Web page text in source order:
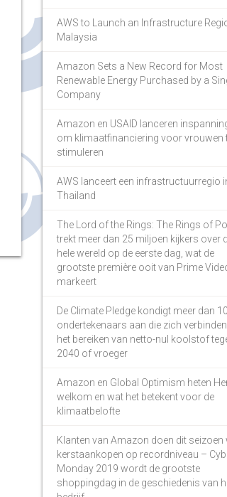
AWS to Launch an Infrastructure
Malaysia
Amazon Sets a New Record for Most
Renewable Energy Purchased by a
Company
Amazon en USAID lanceren
om klimaatfinanciering voor vrouwen
stimuleren
AWS lanceert een infrastructuurregio
Thailand
The Lord of the Rings: The Rings of
trekt meer dan 25 miljoen kijkers over
hele wereld op de eerste dag, wat de
grootste première ooit van Prime
markeert
De Climate Pledge kondigt meer dan
ondertekenaars aan die zich
het bereiken van netto-nul koolstof
2040 of vroeger
Amazon en Global Optimism heten
welkom en wat het betekent voor de
klimaatbelofte
Klanten van Amazon doen dit seizoen
kerstaankopen op recordniveau –
Monday 2019 wordt de grootste
shoppingdag in de geschiedenis van